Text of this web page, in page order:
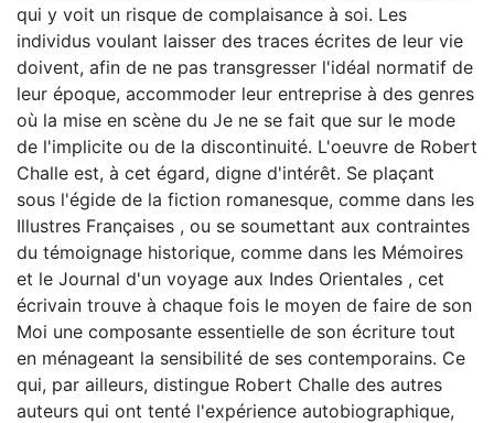
qui y voit un risque de complaisance à soi. Les
individus voulant laisser des traces écrites de leur vie
doivent, afin de ne pas transgresser l'idéal normatif de
leur époque, accommoder leur entreprise à des genres
où la mise en scène du Je ne se fait que sur le mode
de l'implicite ou de la discontinuité. L'oeuvre de Robert
Challe est, à cet égard, digne d'intérêt. Se plaçant
sous l'égide de la fiction romanesque, comme dans les
Illustres Françaises , ou se soumettant aux contraintes
du témoignage historique, comme dans les Mémoires
et le Journal d'un voyage aux Indes Orientales , cet
écrivain trouve à chaque fois le moyen de faire de son
Moi une composante essentielle de son écriture tout
en ménageant la sensibilité de ses contemporains. Ce
qui, par ailleurs, distingue Robert Challe des autres
auteurs qui ont tenté l'expérience autobiographique,